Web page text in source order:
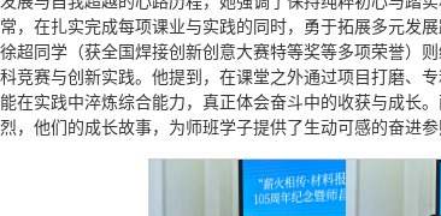
常，在扎实完成每项课业与实践的同时，勇于拓展多元发
超同学（获全国焊接创新创意大赛特等奖等多项荣誉）
竞赛与创新实践。他提到，在课堂之外通过项目打磨、
在实践中淬炼综合能力，真正体会奋斗中的收获与成长
，他们的成长故事，为师班学子提供了生动可感的奋进参